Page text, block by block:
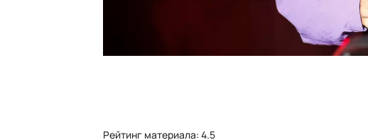
Рейтинг материала: 4.5